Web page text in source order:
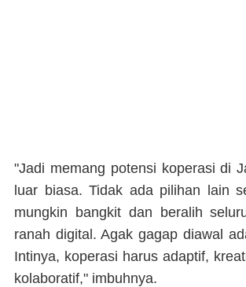
"Jadi memang potensi koperasi di
luar biasa. Tidak ada pilihan lain
mungkin bangkit dan beralih
ranah digital. Agak gagap diawal
Intinya, koperasi harus adaptif,
kolaboratif," imbuhnya.